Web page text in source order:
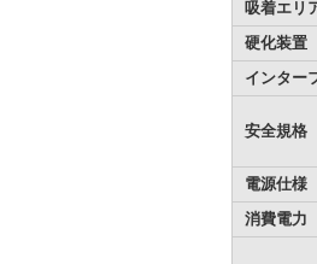
吸着エリ
硬化装置
インター
安全規格
電源仕様
消費電力